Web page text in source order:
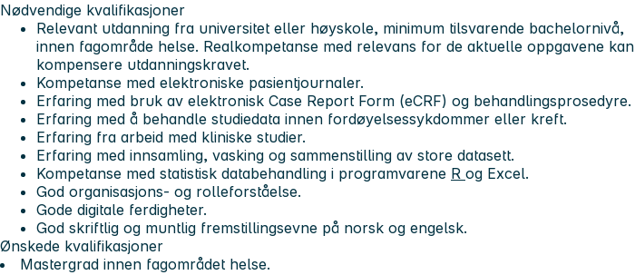
Nødvendige kvalifikasjoner
Relevant utdanning fra universitet eller høyskole, minimum tilsvarende bachelornivå,
innen fagområde helse. Realkompetanse med relevans for de aktuelle oppgavene kan
kompensere utdanningskravet.
Kompetanse med elektroniske pasientjournaler.
Erfaring med bruk av elektronisk Case Report Form (eCRF) og behandlingsprosedyre.
Erfaring med å behandle studiedata innen fordøyelsessykdommer eller kreft.
Erfaring fra arbeid med kliniske studier.
Erfaring med innsamling, vasking og sammenstilling av store datasett.
Kompetanse med statistisk databehandling i programvarene R og Excel.
God organisasjons- og rolleforståelse.
Gode digitale ferdigheter.
God skriftlig og muntlig fremstillingsevne på norsk og engelsk.
Ønskede kvalifikasjoner
Mastergrad innen fagområdet helse.